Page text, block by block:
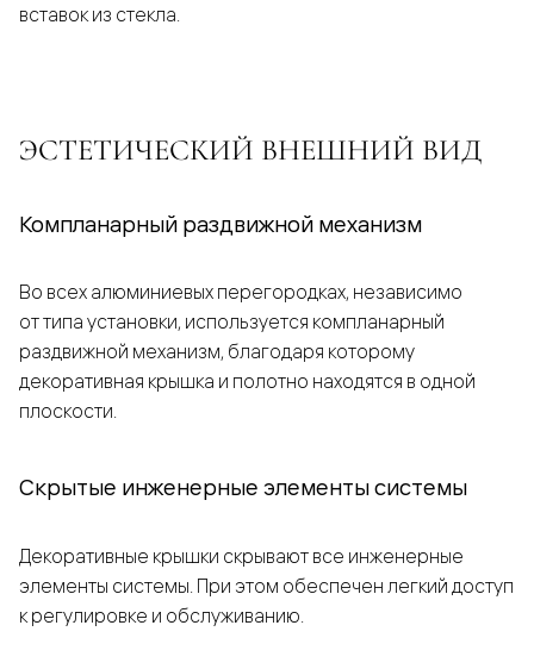
вставок из стекла.
ЭСТЕТИЧЕСКИЙ ВНЕШНИЙ ВИД
Компланарный раздвижной механизм
Во всех алюминиевых перегородках, независимо
от типа установки, используется компланарный
раздвижной механизм, благодаря которому
декоративная крышка и полотно находятся в одной
плоскости.
Скрытые инженерные элементы системы
Декоративные крышки скрывают все инженерные
элементы системы. При этом обеспечен легкий доступ
к регулировке и обслуживанию.